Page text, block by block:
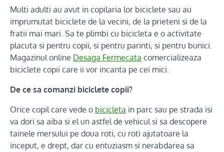
Multi adulti au avut in copilaria lor biciclete sau au
imprumutat biciclete de la vecini, de la prieteni si de la
fratii mai mari. Sa te plimbi cu bicicleta e o activitate
placuta si pentru copii, si pentru parinti, si pentru bunici.
Magazinul online Desaga Fermecata comercializeaza
biciclete copii care ii vor incanta pe cei mici.
De ce sa comanzi biciclete copii?
Orice copil care vede o bicicleta in parc sau pe strada isi
va dori sa aiba si el un astfel de vehicul si sa descopere
tainele mersului pe doua roti, cu roti ajutatoare la
inceput, e drept, dar cu entuziasm si nerabdarea sa